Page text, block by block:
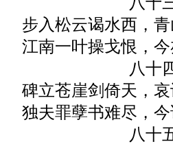
步入松云谒水西，青
江南一叶操戈恨，
八十
碑立苍崖剑倚天，哀
独夫罪孽书难尽，今
八十